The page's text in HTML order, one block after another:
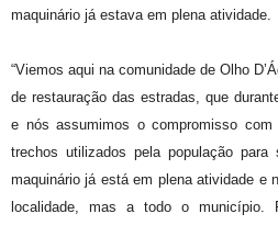
maquinário já estava em plena atividade.
“Viemos aqui na comunidade de Olho
de restauração das estradas, que
e nós assumimos o compromisso
trechos utilizados pela população
maquinário já está em plena atividade e
localidade, mas a todo o município.